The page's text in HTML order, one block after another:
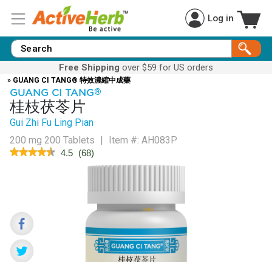
Log in
Free Shipping over $59 for US orders
» GUANG CI TANG® 特效濃縮中成藥
GUANG CI TANG®
桂枝茯苓片
Gui Zhi Fu Ling Pian
200 mg 200 Tablets | Item #: AH083P
★★★★★
★★★★★ 4.5 (68)